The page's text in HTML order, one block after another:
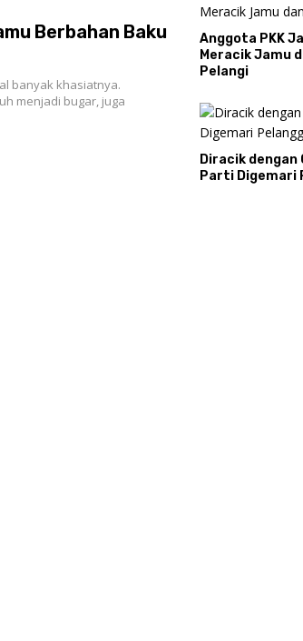
Berbahan Baku
banyak khasiatnya.
menjadi bugar, juga
Anggota PKK
Meracik Jamu
Pelangi
Diracik dengan
Parti Digemari